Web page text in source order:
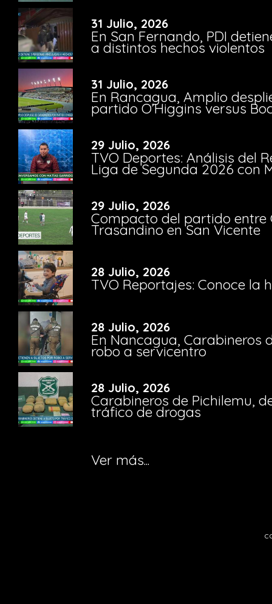
31 Julio, 2026
En San Fernando, PDI
a distintos hechos violentos
31 Julio, 2026
En Rancagua, Amplio
partido O’Higgins versus
29 Julio, 2026
TVO Deportes: Análisis del
Liga de Segunda 2026 con
29 Julio, 2026
Compacto del partido entre
Trasandino en San Vicente
28 Julio, 2026
TVO Reportajes: Conoce la
28 Julio, 2026
En Nancagua, Carabineros
robo a servicentro
28 Julio, 2026
Carabineros de Pichilemu,
tráfico de drogas
Ver más...